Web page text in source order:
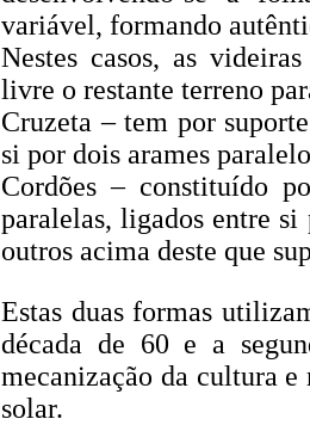
variável, formando
Nestes casos, as
livre o restante terreno
Cruzeta – tem por
si por dois arames
Cordões – constituído
paralelas, ligados entre
outros acima deste que
Estas duas formas
década de 60 e a
mecanização da cultura
solar.